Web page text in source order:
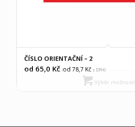
ČÍSLO ORIENTAČNÍ – 2
od 65,0 Kč (od 78,7 Kčs DPH)
Výběr možností